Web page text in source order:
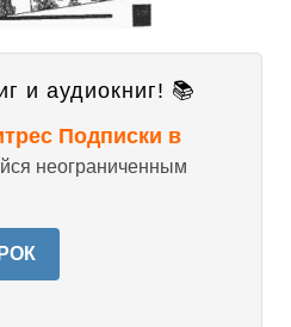
и аудиокниг! 📚
Подписки в
неограниченным